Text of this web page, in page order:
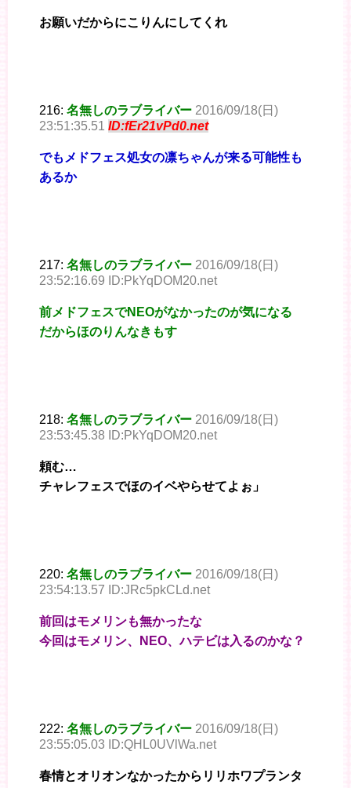
お願いだからにこりんにしてくれ
216: 名無しのラブライバー 2016/09/18(日)
23:51:35.51 ID:fEr21vPd0.net
でもメドフェス処女の凛ちゃんが来る可能性も
あるか
217: 名無しのラブライバー 2016/09/18(日)
23:52:16.69 ID:PkYqDOM20.net
前メドフェスでNEOがなかったのが気になる
だからほのりんなきもす
218: 名無しのラブライバー 2016/09/18(日)
23:53:45.38 ID:PkYqDOM20.net
頼む…
チャレフェスでほのイベやらせてよぉ」
220: 名無しのラブライバー 2016/09/18(日)
23:54:13.57 ID:JRc5pkCLd.net
前回はモメリンも無かったな
今回はモメリン、NEO、ハテビは入るのかな？
222: 名無しのラブライバー 2016/09/18(日)
23:55:05.03 ID:QHL0UVlWa.net
春情とオリオンなかったからリリホワプランタ